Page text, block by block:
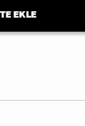
EKLE